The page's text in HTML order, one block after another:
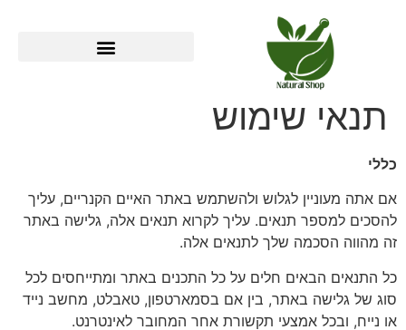
תנאי שימוש
כללי
אם אתה מעוניין לגלוש ולהשתמש באתר האיים הקנריים, עליך
להסכים למספר תנאים. עליך לקרוא תנאים אלה, גלישה באתר
זה מהווה הסכמה שלך לתנאים אלה.
כל התנאים הבאים חלים על כל התכנים באתר ומתייחסים לכל
סוג של גלישה באתר, בין אם בסמארטפון, טאבלט, מחשב נייד
או נייח, ובכל אמצעי תקשורת אחר המחובר לאינטרנט.